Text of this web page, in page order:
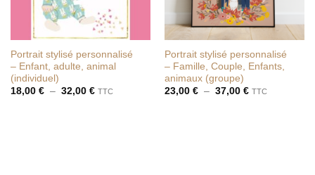
Portrait stylisé personnalisé
– Enfant, adulte, animal
(individuel)
18,00 € – 32,00 €Plage
TTC
Portrait stylisé personnalisé
– Famille, Couple, Enfants,
animaux (groupe)
23,00 € – 37,00 €Plage
TTC